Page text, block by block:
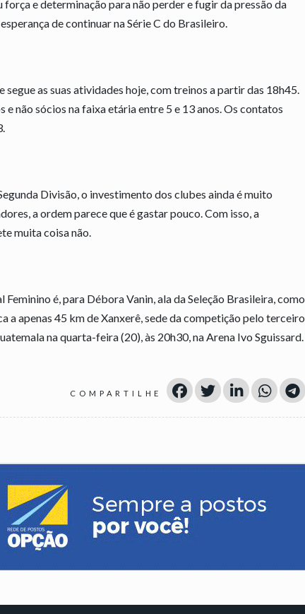
e determinação para não perder e fugir da pressão da
de continuar na Série C do Brasileiro.
as suas atividades hoje, com treinos a partir das 18h45.
não sócios na faixa etária entre 5 e 13 anos. Os contatos
Divisão, o investimento dos clubes ainda é muito
a ordem parece que é gastar pouco. Com isso, a
muita coisa não.
é, para Débora Vanin, ala da Seleção Brasileira, como
a apenas 45 km de Xanxerê, sede da competição pelo terceiro
na quarta-feira (20), às 20h30, na Arena Ivo Sguissard.
COMPARTILHE